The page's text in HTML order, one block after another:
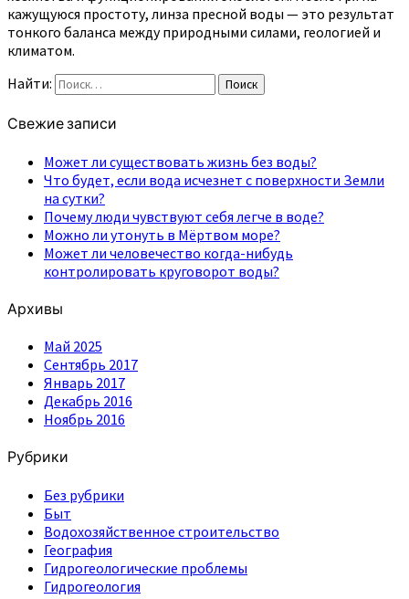
кажущуюся простоту, линза пресной воды — это результат
тонкого баланса между природными силами, геологией и
климатом.
Найти:
Поиск
Свежие записи
Может ли существовать жизнь без воды?
Что будет, если вода исчезнет с поверхности Земли
на сутки?
Почему люди чувствуют себя легче в воде?
Можно ли утонуть в Мёртвом море?
Может ли человечество когда-нибудь
контролировать круговорот воды?
Архивы
Май 2025
Сентябрь 2017
Январь 2017
Декабрь 2016
Ноябрь 2016
Рубрики
Без рубрики
Быт
Водохозяйственное строительство
География
Гидрогеологические проблемы
Гидрогеология